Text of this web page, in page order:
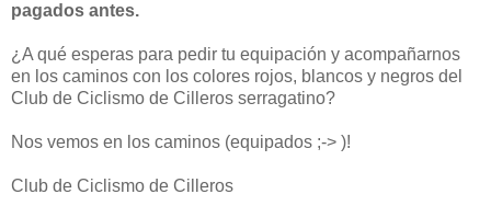
pagados antes.
¿A qué esperas para pedir tu equipación y acompañarnos
en los caminos con los colores rojos, blancos y negros del
Club de Ciclismo de Cilleros serragatino?
Nos vemos en los caminos (equipados ;-> )!
Club de Ciclismo de Cilleros